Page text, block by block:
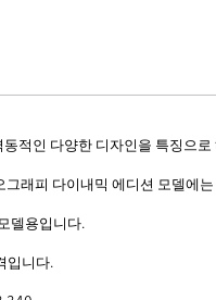
적인 다양한 디자인을 특징으
그래피 다이내믹 에디션 모델에
델용입니다.
입니다.